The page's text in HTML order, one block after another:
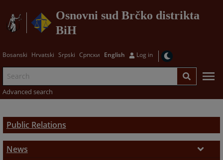
Osnovni sud Brčko distrikta
BiH
Bosanski Hrvatski Srpski Српски English Log in
Advanced search
Public Relations
News